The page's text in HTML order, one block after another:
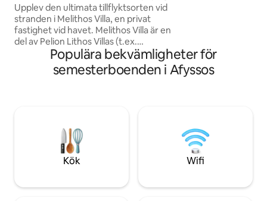
design
Upplev den ultimata tillflyktsorten vid
stranden i Melithos Villa, en privat
fastighet vid havet. Melithos Villa är en
del av Pelion Lithos Villas (t.ex.
tillsammans med Akrolithos Villa) och
bara 40 meter från Koropi-stranden,
och har utsökt utsikt hela dagen och
romantisk semester, en familjesemester
eller en tillflyktsort bland vänner!
Populära bekvämligheter för
semesterboenden i Afyssos
Kök Wifi